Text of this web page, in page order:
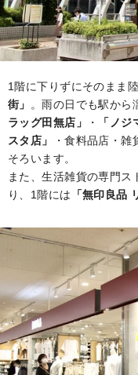
1階に下りずにそのまま
街」
。雨の日でも駅から
ラッグ田無店」
・ 「ノジ
スタ店」
・食料品店・
そろいます。
また、生活雑貨の専門ス
り、1階には 「無印良品